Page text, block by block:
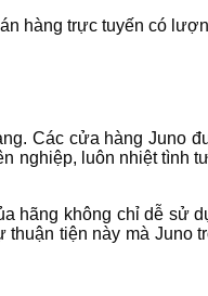
hàng trực tuyến có
Các cửa hàng Juno
luôn nhiệt tình
hãng không chỉ dễ sử
tiện này mà